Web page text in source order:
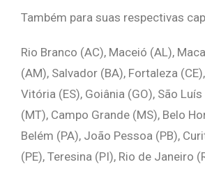
Também para suas respectivas
Rio Branco (AC), Maceió (AL),
(AM), Salvador (BA), Fortaleza
Vitória (ES), Goiânia (GO), São
(MT), Campo Grande (MS), Belo
Belém (PA), João Pessoa (PB),
(PE), Teresina (PI), Rio de Janeiro